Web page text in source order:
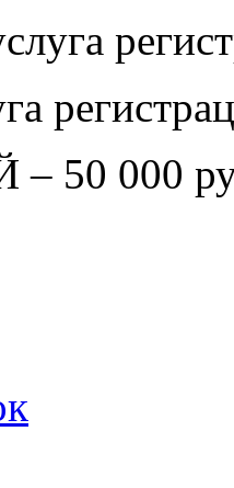
50 000